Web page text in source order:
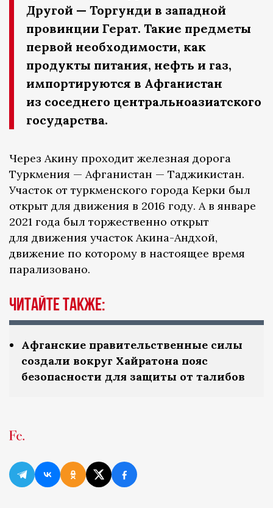
Другой — Торгунди в западной
провинции Герат. Такие предметы
первой необходимости, как
продукты питания, нефть и газ,
импортируются в Афганистан
из соседнего центральноазиатского
государства.
Через Акину проходит железная дорога
Туркмения — Афганистан — Таджикистан.
Участок от туркменского города Керки был
открыт для движения в 2016 году. А в январе
2021 года был торжественно открыт
для движения участок Акина-Андхой,
движение по которому в настоящее время
парализовано.
Читайте также:
Афганские правительственные силы
создали вокруг Хайратона пояс
безопасности для защиты от талибов